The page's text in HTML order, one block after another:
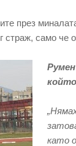
през
страж, само
като